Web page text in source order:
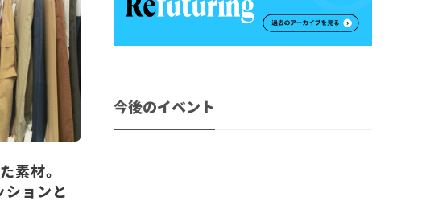
素材。
ョンと
今後のイベント